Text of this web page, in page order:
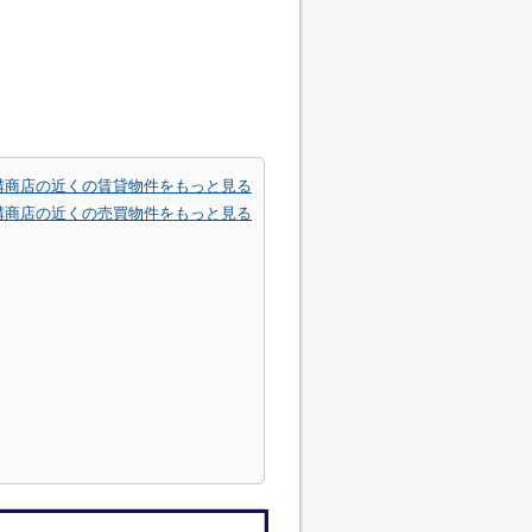
商店の近くの賃貸物件をもっと見る
商店の近くの売買物件をもっと見る